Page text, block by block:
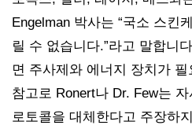
Engelman 박사는 “국소 스킨
릴 수 없습니다.”라고 말합니
면 주사제와 에너지 장치가
참고로 Ronert나 Dr. Few는
로토콜을 대체한다고 주장하